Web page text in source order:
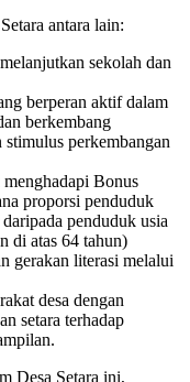
antara lain:
sekolah dan
berperan aktif dalam
berkembang
perkembangan
Bonus
proporsi penduduk
penduduk usia
di atas 64 tahun)
gerakan literasi melalui
desa dengan
setara terhadap
Desa Setara ini,